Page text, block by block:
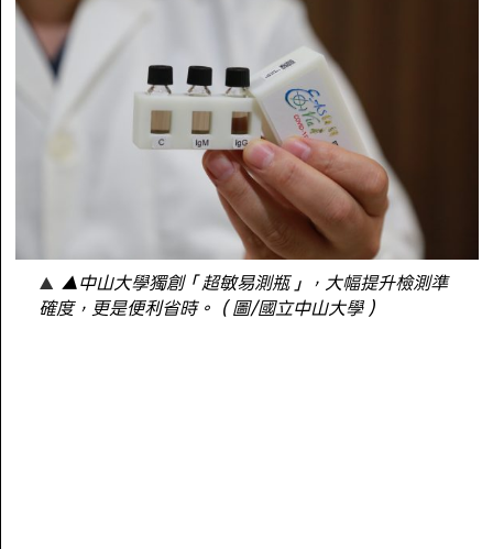
▲中山大學獨創「超敏易測瓶」，大幅提升檢測準
確度，更是便利省時。（圖/國立中山大學）